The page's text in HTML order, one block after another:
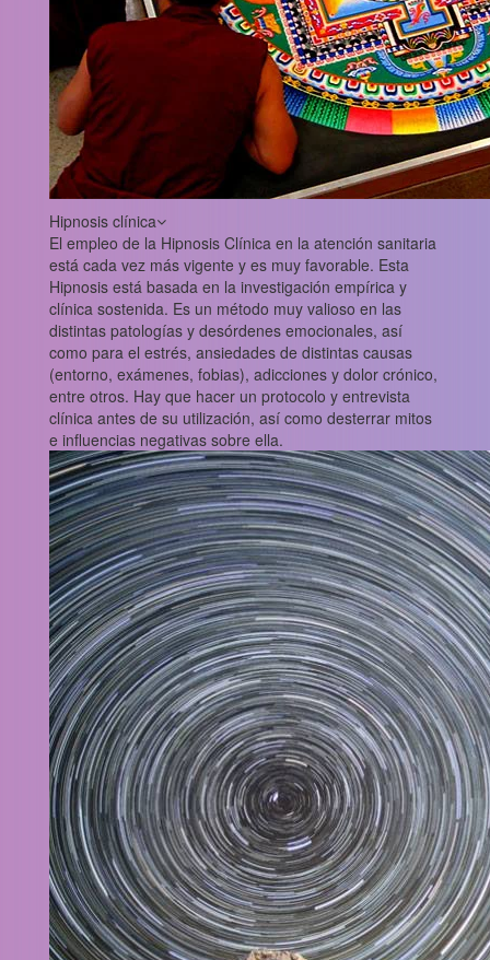
Hipnosis clínica
El empleo de la Hipnosis Clínica en la atención sanitaria
está cada vez más vigente y es muy favorable. Esta
Hipnosis está basada en la investigación empírica y
clínica sostenida. Es un método muy valioso en las
distintas patologías y desórdenes emocionales, así
como para el estrés, ansiedades de distintas causas
(entorno, exámenes, fobias), adicciones y dolor crónico,
entre otros. Hay que hacer un protocolo y entrevista
clínica antes de su utilización, así como desterrar mitos
e influencias negativas sobre ella.